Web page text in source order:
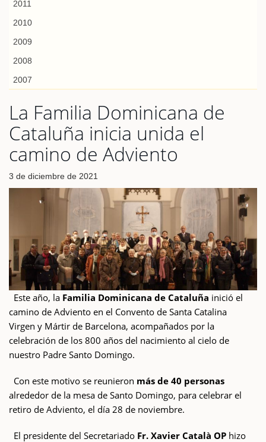
2011
2010
2009
2008
2007
La Familia Dominicana de
Cataluña inicia unida el
camino de Adviento
3 de diciembre de 2021
Este año, la Familia Dominicana de Cataluña inició el
camino de Adviento en el Convento de Santa Catalina
Virgen y Mártir de Barcelona, acompañados por la
celebración de los 800 años del nacimiento al cielo de
nuestro Padre Santo Domingo.
Con este motivo se reunieron más de 40 personas
alrededor de la mesa de Santo Domingo, para celebrar el
retiro de Adviento, el día 28 de noviembre.
El presidente del Secretariado Fr. Xavier Català OP hizo